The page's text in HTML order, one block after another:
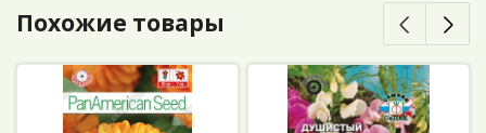
Похожие товары